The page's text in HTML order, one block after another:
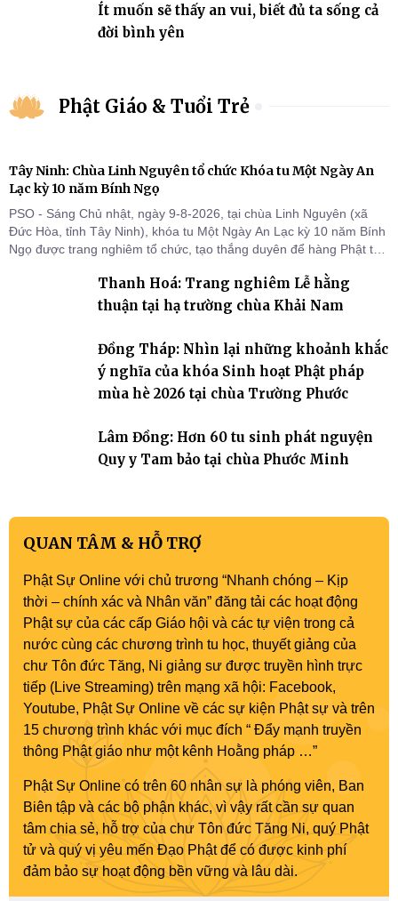
Ít muốn sẽ thấy an vui, biết đủ ta sống cả
đời bình yên
Phật Giáo & Tuổi Trẻ
Tây Ninh: Chùa Linh Nguyên tổ chức Khóa tu Một Ngày An
Lạc kỳ 10 năm Bính Ngọ
PSO - Sáng Chủ nhật, ngày 9-8-2026, tại chùa Linh Nguyên (xã
Đức Hòa, tỉnh Tây Ninh), khóa tu Một Ngày An Lạc kỳ 10 năm Bính
Ngọ được trang nghiêm tổ chức, tạo thắng duyên để hàng Phật tử
đời sống thiện lành.Thanh Hoá: Trang nghiêm Lễ hằng
thuận tại hạ trường chùa Khải Nam
Đồng Tháp: Nhìn lại những khoảnh khắc
ý nghĩa của khóa Sinh hoạt Phật pháp
mùa hè 2026 tại chùa Trường Phước
Lâm Đồng: Hơn 60 tu sinh phát nguyện
Quy y Tam bảo tại chùa Phước Minh
QUAN TÂM & HỖ TRỢ
Phật Sự Online với chủ trương “Nhanh chóng – Kịp
thời – chính xác và Nhân văn” đăng tải các hoạt động
Phật sự của các cấp Giáo hội và các tự viện trong cả
nước cùng các chương trình tu học, thuyết giảng của
chư Tôn đức Tăng, Ni giảng sư được truyền hình trực
tiếp (Live Streaming) trên mạng xã hội: Facebook,
Youtube, Phật Sự Online về các sự kiện Phật sự và trên
15 chương trình khác với mục đích “ Đẩy mạnh truyền
thông Phật giáo như một kênh Hoằng pháp …”
Phật Sự Online có trên 60 nhân sự là phóng viên, Ban
Biên tập và các bộ phận khác, vì vậy rất cần sự quan
tâm chia sẻ, hỗ trợ của chư Tôn đức Tăng Ni, quý Phật
tử và quý vị yêu mến Đạo Phật để có được kinh phí
đảm bảo sự hoạt động bền vững và lâu dài.